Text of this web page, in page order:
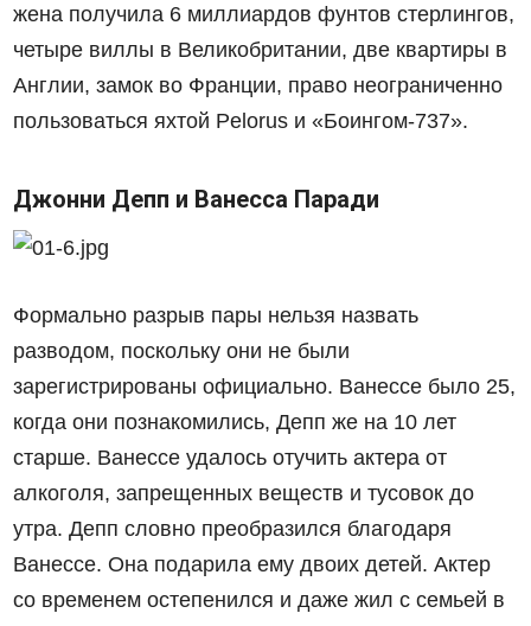
жена получила 6 миллиардов фунтов стерлингов,
четыре виллы в Великобритании, две квартиры в
Англии, замок во Франции, право неограниченно
пользоваться яхтой Pelorus и «Боингом-737».
Джонни Депп и Ванесса Паради
Формально разрыв пары нельзя назвать
разводом, поскольку они не были
зарегистрированы официально. Ванессе было 25,
когда они познакомились, Депп же на 10 лет
старше. Ванессе удалось отучить актера от
алкоголя, запрещенных веществ и тусовок до
утра. Депп словно преобразился благодаря
Ванессе. Она подарила ему двоих детей. Актер
со временем остепенился и даже жил с семьей в